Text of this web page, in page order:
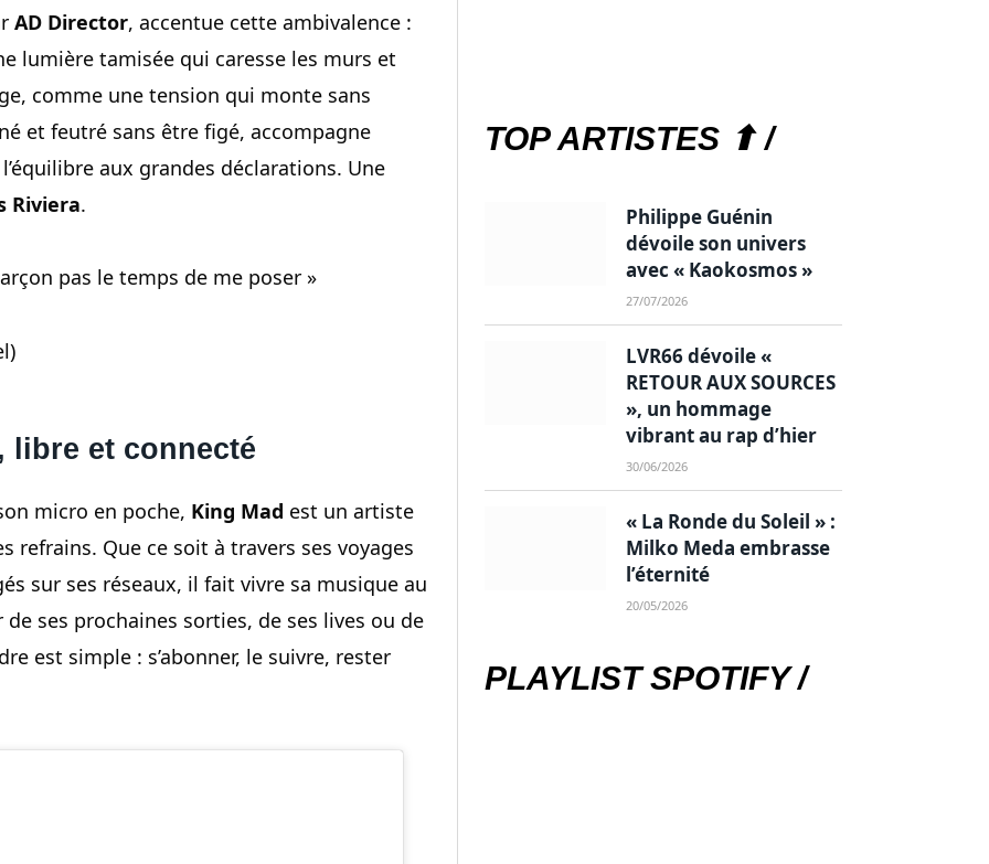
AD Director, accentue cette ambivalence :
lumière tamisée qui caresse les murs et
comme une tension qui monte sans
et feutré sans être figé, accompagne
aux grandes déclarations. Une
Riviera.
pas le temps de me poser »
libre et connecté
micro en poche, King Mad est un artiste
refrains. Que ce soit à travers ses voyages
sur ses réseaux, il fait vivre sa musique au
ses prochaines sorties, de ses lives ou de
est simple : s’abonner, le suivre, rester
TOP ARTISTES ⬆ /
Philippe Guénin
dévoile son univers
avec « Kaokosmos »
27/07/2026
LVR66 dévoile «
RETOUR AUX SOURCES
», un hommage
vibrant au rap d’hier
30/06/2026
« La Ronde du Soleil » :
Milko Meda embrasse
l’éternité
20/05/2026
PLAYLIST SPOTIFY /